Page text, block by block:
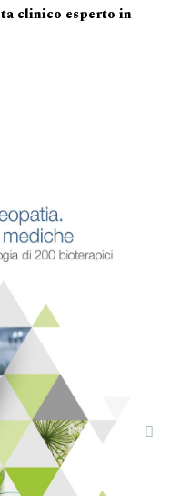
clinico esperto in